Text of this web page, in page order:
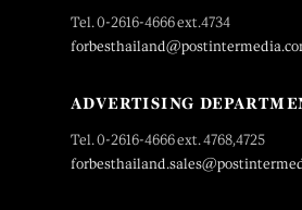
Tel. 0-2616-4666 ext.4734
ADVERTISING
Tel. 0-2616-4666 ext. 4768,4725